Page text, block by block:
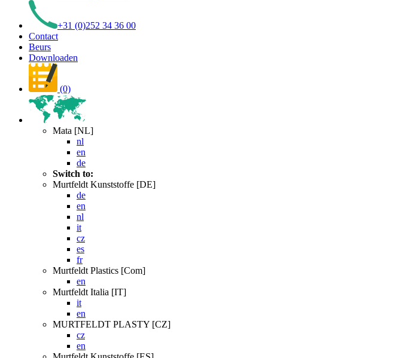
+31 (0)252 34 36 00
Contact
Beurs
Downloaden
(0)
Mata [NL]
nl
en
de
Switch to:
Murtfeldt Kunststoffe [DE]
de
en
nl
it
cz
es
fr
Murtfeldt Plastics [Com]
en
Murtfeldt Italia [IT]
it
en
MURTFELDT PLASTY [CZ]
cz
en